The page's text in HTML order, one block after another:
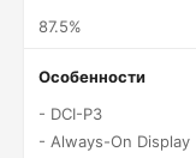
87.5%
Особенности
- DCI-P3
- Always-On Display